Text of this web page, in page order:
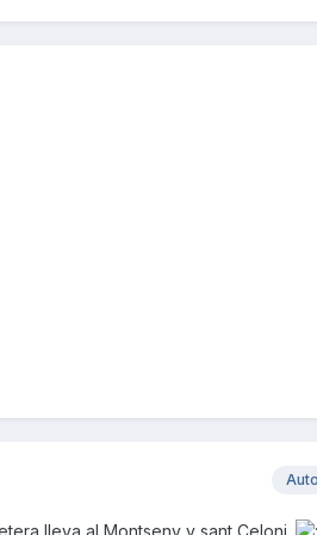
lleva al Montseny y sant Celoni.